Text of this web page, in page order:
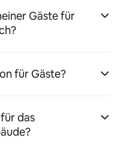
Gäste für
für Gäste?
das